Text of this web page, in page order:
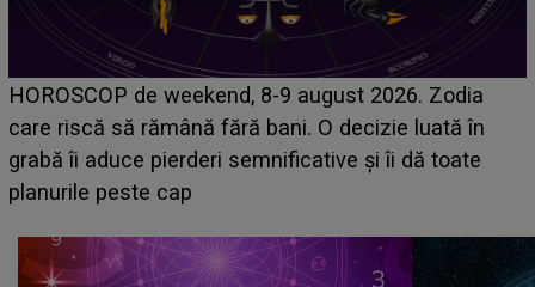
Emanuel a ținut ACEST DETALIU ASCUNS până
acum! În fața Alexandrei, concurentul din Casa Iubirii
face o MĂRTURISIRE NEAȘTEPTATĂ despre mama
sa: "I-am spus și ei în față, eu nu te iubesc pentru